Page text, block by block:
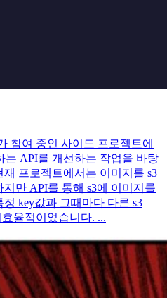
참여 중인 사이드 프로젝트에
는 API를 개선하는 작업을 바탕
프로젝트에서는 이미지를 s3
만 API를 통해 s3에 이미지를
key값과 그때마다 다른 s3
율적이었습니다. ...